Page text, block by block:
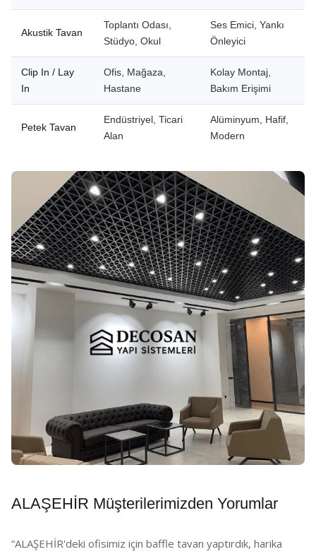
Akustik Tavan
Toplantı Odası,
Stüdyo, Okul
Ses Emici, Yankı
Önleyici
Clip In / Lay
In
Ofis, Mağaza,
Hastane
Kolay Montaj,
Bakım Erişimi
Petek Tavan
Endüstriyel, Ticari
Alan
Alüminyum, Hafif,
Modern
ALAŞEHİR Müşterilerimizden Yorumlar
“ALAŞEHİR'deki ofisimiz için baffle tavan yaptırdık, harika